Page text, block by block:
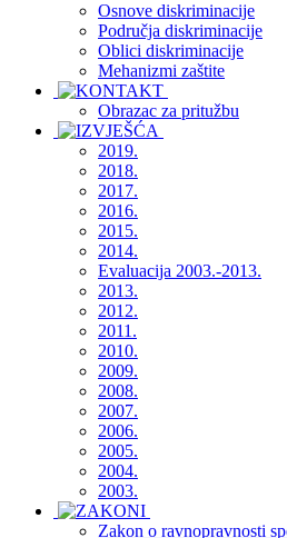
Osnove diskriminacije
Područja diskriminacije
Oblici diskriminacije
Mehanizmi zaštite
Obrazac za pritužbu
2019.
2018.
2017.
2016.
2015.
2014.
Evaluacija 2003.-2013.
2013.
2012.
2011.
2010.
2009.
2008.
2007.
2006.
2005.
2004.
2003.
Zakon o ravnopravnosti